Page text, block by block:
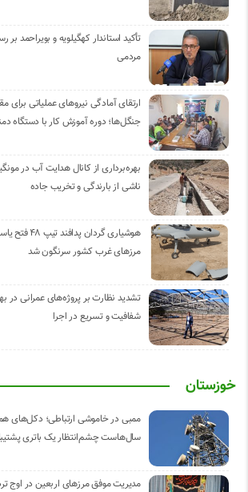
تأکید استاندار کهگیلویه و بویراحمد
مردمی
ارتقای آمادگی نیروهای عملیاتی برای
جنگل‌ها؛ دوره آموزش کار با دستگاه
بهره‌برداری از کانال هدایت آب در
ناشی از بارندگی و تخریب جاده
هوشیاری گردان
مرزهای غرب کشور سرنگون شد
تشدید نظارت بر پروژه‌های عمرانی در
شفافیت و تسریع در اجرا
خوزستان
ممبی در خاموشی ارتباطی؛ دکل‌های
سال‌هاست چشم‌انتظار یک باتری